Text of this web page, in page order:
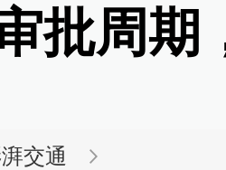
批周期
交通